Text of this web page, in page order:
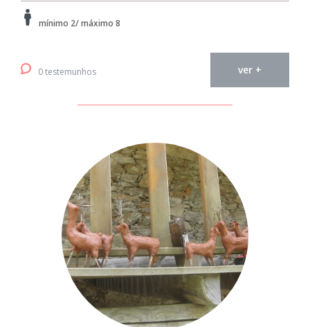
mínimo 2/ máximo 8
0 testemunhos ver +